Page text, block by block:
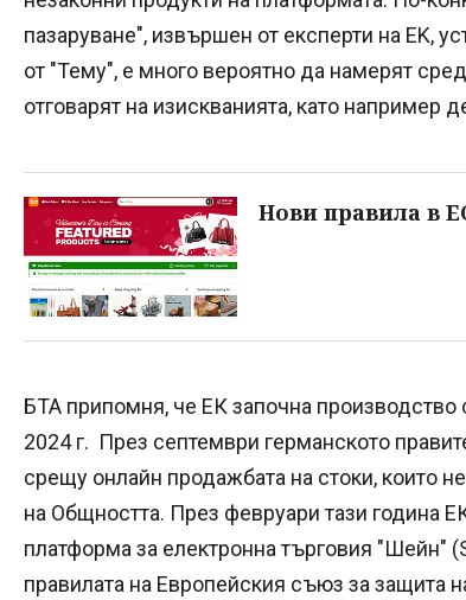
пазаруване", извършен от експерти на EK,
от "Тему", е много вероятно да намерят
отговарят на изискванията, като например
Нови правила в
БТА припомня, че ЕК започна
2024 г. През септември германското
срещу онлайн продажбата на стоки, които
на Общността. През февруари тази година
платформа за електронна търговия "Шейн"
правилата на Европейския съюз за защита